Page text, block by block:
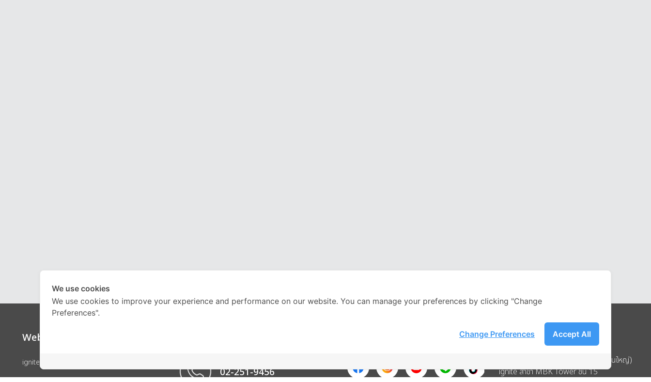
Website
ignite by OnDemand
02-251-9456
Address
บริษัท อิกไนท์ เอ สตาร์ จำกัด (สำนักงานใหญ่)
ignite สาขา MBK Tower ชั้น 15
We use cookies
We use cookies to improve your experience and performance on our website. You can manage your preferences by clicking "Change
Preferences".
Accept All
Change Preferences